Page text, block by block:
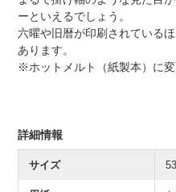
ーといえるでしょう。
六曜や旧暦が印刷されている
あります。
※ホットメルト（紙製本）に変
詳細情報
サイズ